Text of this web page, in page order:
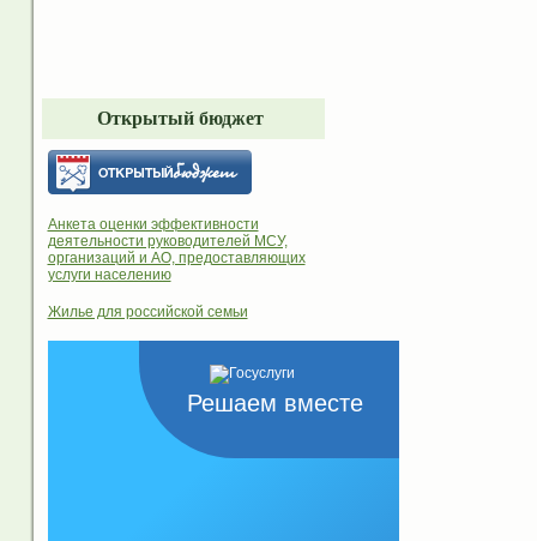
Открытый бюджет
Анкета оценки эффективности
деятельности руководителей МСУ,
организаций и АО, предоставляющих
услуги населению
Жилье для российской семьи
Решаем вместе